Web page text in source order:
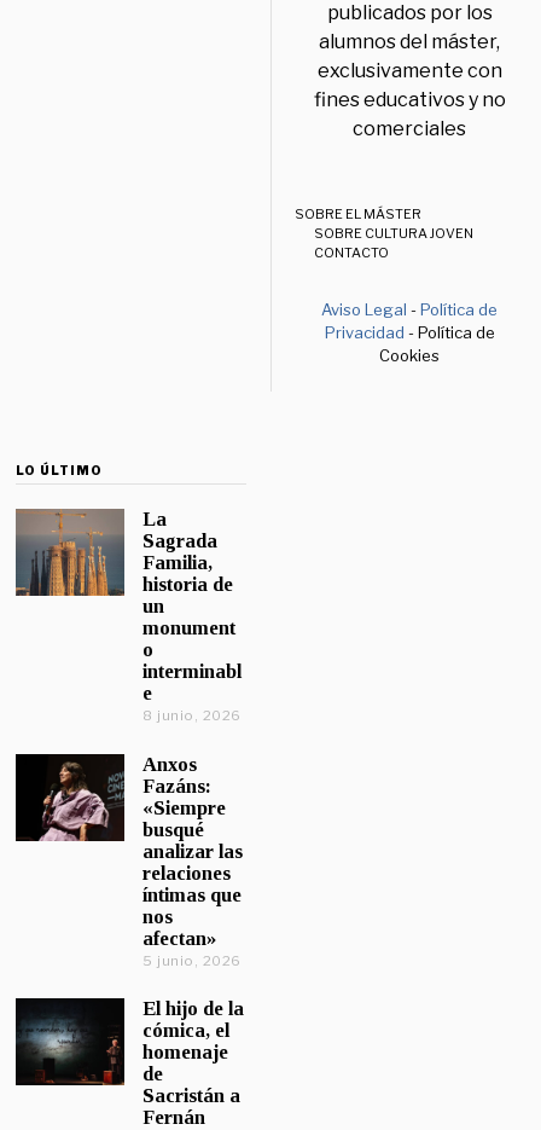
publicados por los
alumnos del máster,
exclusivamente con
fines educativos y no
comerciales
SOBRE EL MÁSTER
SOBRE CULTURA JOVEN
CONTACTO
Aviso Legal -Política de
Privacidad - Política de
Cookies
LO ÚLTIMO
La
Sagrada
Familia,
historia de
un
monument
o
interminabl
e
8 junio, 2026
Anxos
Fazáns:
«Siempre
busqué
analizar las
relaciones
íntimas que
nos
afectan»
5 junio, 2026
El hijo de la
cómica, el
homenaje
de
Sacristán a
Fernán